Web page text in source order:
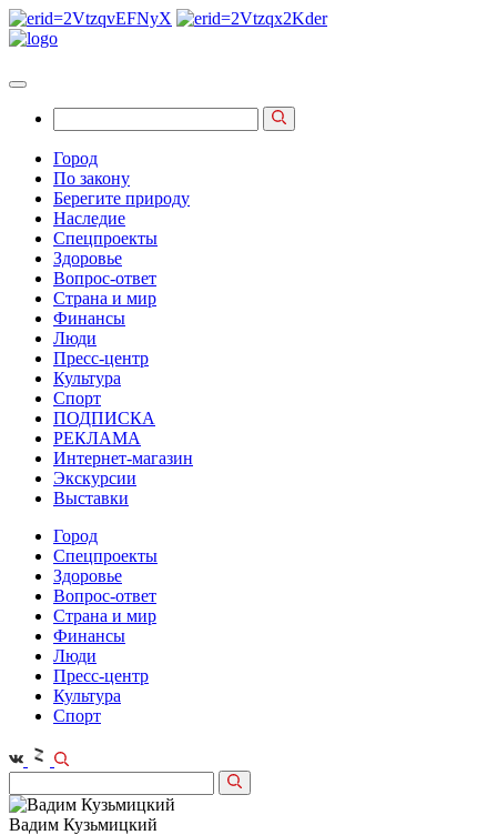
Город
По закону
Берегите природу
Наследие
Спецпроекты
Здоровье
Вопрос-ответ
Страна и мир
Финансы
Люди
Пресс-центр
Культура
Спорт
ПОДПИСКА
РЕКЛАМА
Интернет-магазин
Экскурсии
Выставки
Город
Спецпроекты
Здоровье
Вопрос-ответ
Страна и мир
Финансы
Люди
Пресс-центр
Культура
Спорт
Вадим Кузьмицкий